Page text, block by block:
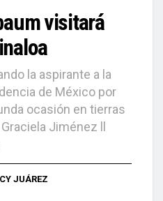
visitará
la aspirante a la
de México por
ocasión en tierras
Jiménez ll
JUÁREZ